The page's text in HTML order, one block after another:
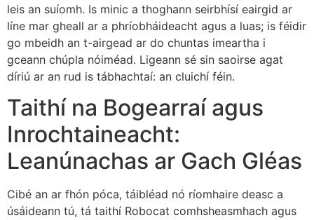
leis an suíomh. Is minic a thoghann seirbhísí eairgid ar
líne mar gheall ar a phríobháideacht agus a luas; is féidir
go mbeidh an t-airgead ar do chuntas imeartha i
gceann chúpla nóiméad. Ligeann sé sin saoirse agat
díriú ar an rud is tábhachtaí: an cluichí féin.
Taithí na Bogearraí agus
Inrochtaineacht:
Leanúnachas ar Gach Gléas
Cibé an ar fhón póca, táibléad nó ríomhaire deasc a
úsáideann tú, tá taithí Robocat comhsheasmhach agus